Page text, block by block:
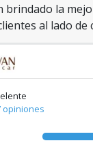
la
al lado de
opiniones